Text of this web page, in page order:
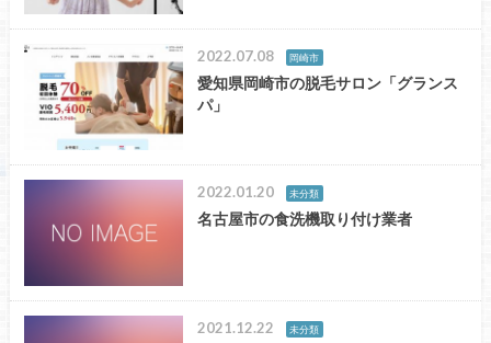
2022.07.08 岡崎市
愛知県岡崎市の脱毛サロン「グランス
パ」
2022.01.20 未分類
名古屋市の食洗機取り付け業者
2021.12.22 未分類